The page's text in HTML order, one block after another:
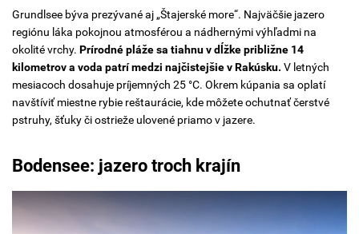
Grundlsee býva prezývané aj „Štajerské more“. Najväčšie jazero
regiónu láka pokojnou atmosférou a nádhernými výhľadmi na
okolité vrchy. Prírodné pláže sa tiahnu v dĺžke približne 14
kilometrov a voda patrí medzi najčistejšie v Rakúsku. V letných
mesiacoch dosahuje príjemných 25 °C. Okrem kúpania sa oplatí
navštíviť miestne rybie reštaurácie, kde môžete ochutnať čerstvé
pstruhy, šťuky či ostrieže ulovené priamo v jazere.
Bodensee: jazero troch krajín